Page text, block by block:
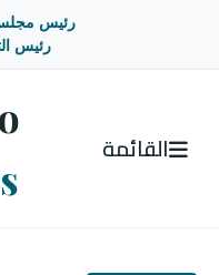
رئيس مجلس
رئيس
القائمة